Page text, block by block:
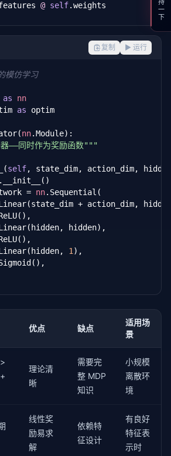
@ self.weights
self,
(n_states,) 状态访问
迭代计算状态访问频率"""
.ones(self.n_states) /
range(n_steps):
reward + transition
@ d
略（Boltzmann 分布）
=
torch .softmax(q, dim=-
状态访问频率
transition.T
d / d.sum()
self , expert_features,
度更新"""
征期望
=
self .compute_state_visitation(
transition_matrix
= state_freq
学习者的特征期望接近专家
复制 ▶ 运行
模仿学习
as
nn
as optim
nn.Module):
——同时作为奖励函数"""
self, state_dim, action_dim,
= nn.Sequential(
+ action_dim,
hidden),
1 ),
self, state, action):
.cat([state, action], dim=-1)
)
输出 = 专家概率，奖励 = -log(1 -
.forward(state, action)
励: r = -log(1 - D(s, a))
为越像专家（D接近1），奖励越大
discriminator, env,
disc_optimizer,
优点 缺点
适用场
景
理论清
晰
需要完
整 MDP
知识
小规模
离散环
境
线性奖
励易求
解
依赖特
征设计
有良好
特征表
示时